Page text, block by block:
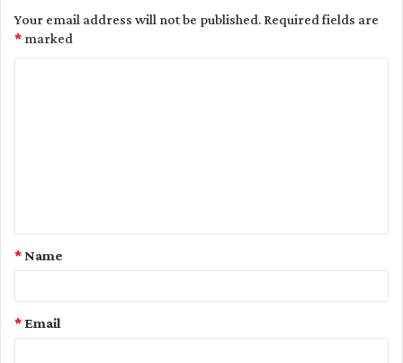
Your email address will not be published.Required fields are
marked
*
t
Name
*
Email
*